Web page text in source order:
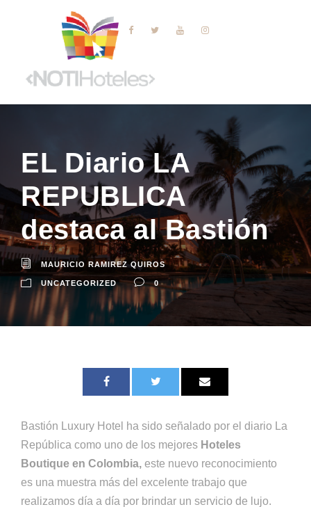
EL Diario LA
REPUBLICA
destaca al Bastión
MAURICIO RAMIREZ QUIROS
UNCATEGORIZED 0
Bastión Luxury Hotel ha sido señalado por el diario La
República como uno de los mejores Hoteles
Boutique en Colombia, este nuevo reconocimiento
es una muestra más del excelente trabajo que
realizamos día a día por brindar un servicio de lujo.